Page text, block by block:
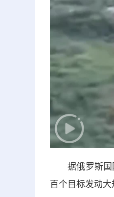
据俄罗斯国防
百个目标发动